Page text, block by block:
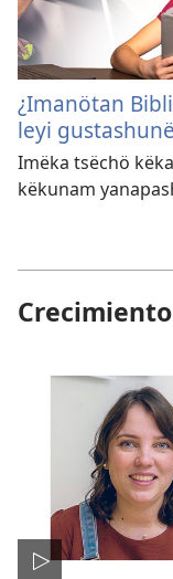
¿Imanötan
leyi
Imëka tsëchö
këkunam